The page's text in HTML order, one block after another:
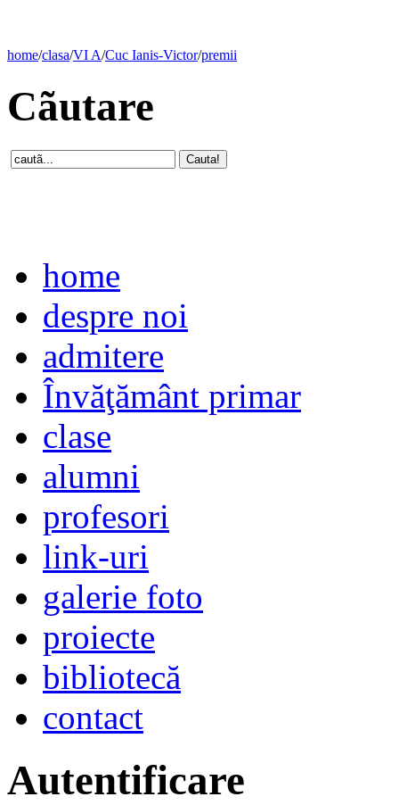
home/clasa/VI A/Cuc Ianis-Victor/premii
Cãutare
home
despre noi
admitere
Învăţământ primar
clase
alumni
profesori
link-uri
galerie foto
proiecte
bibliotecă
contact
Autentificare